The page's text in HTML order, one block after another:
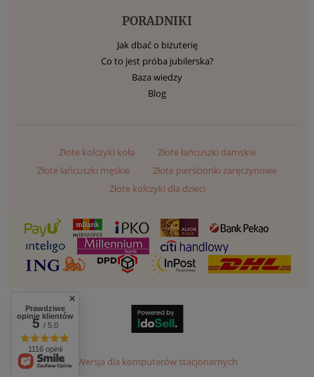
PORADNIKI
Jak dbać o biżuterię
Co to jest próba jubilerska?
Baza wiedzy
Blog
Złote kolczyki koła
Złote łańcuszki damskie
Złote łańcuszki męskie
Złote pierścionki zaręczynowe
Złote kolczyki dla dzieci
Wersja dla komputerów stacjonarnych
Prawdziwe
opinie klientów
5/ 5.0
1116 opinii